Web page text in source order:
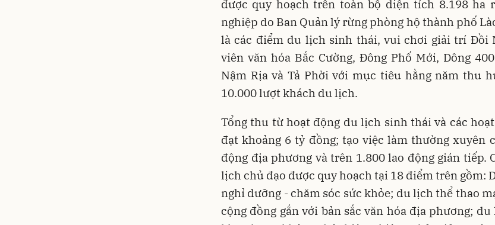
được quy hoạch trên toàn bộ diện tích 8.198 ha
nghiệp do Ban Quản lý rừng phòng hộ thành phố
là các điểm du lịch sinh thái, vui chơi giải trí Đồi
viên văn hóa Bắc Cường, Đông Phố Mới, Dông
Nậm Rịa và Tả Phời với mục tiêu hằng năm thu
10.000 lượt khách du lịch.
Tổng thu từ hoạt động du lịch sinh thái và các
đạt khoảng 6 tỷ đồng; tạo việc làm thường xuyên
động địa phương và trên 1.800 lao động gián tiếp.
lịch chủ đạo được quy hoạch tại 18 điểm trên gồm:
nghỉ dưỡng - chăm sóc sức khỏe; du lịch thể thao
cộng đồng gắn với bản sắc văn hóa địa phương;